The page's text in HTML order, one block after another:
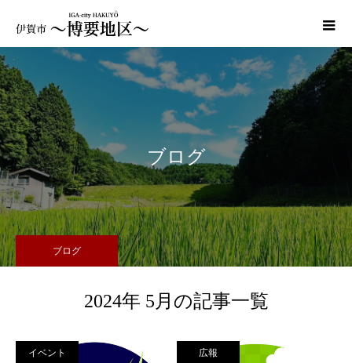
ブログ
ブログ
2024年 5月の記事一覧
イベント 広報